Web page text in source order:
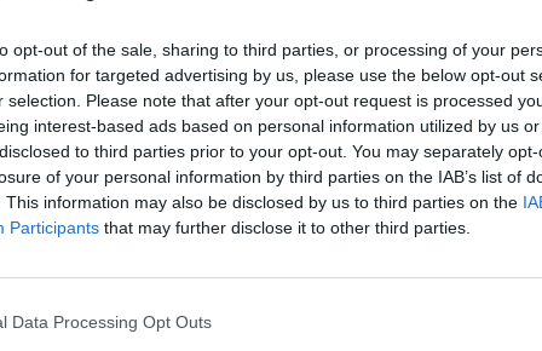
opt-out of the sale, sharing to third parties, or processing of your
for targeted advertising by us, please use the below opt-out
selection. Please note that after your opt-out request is processed
interest-based ads based on personal information utilized by us
to third parties prior to your opt-out. You may separately
of your personal information by third parties on the IAB’s list of
This information may also be disclosed by us to third parties on the
Participants that may further disclose it to other third parties.
Data Processing Opt Outs
βιολίτης, το κόκκινο χρώμα σήμα κατατεθέν
μουσική της, ξεκινάει μουσική περιοδεία
βραδιές κάτω από τα αστέρια.
θα συναντήσει το άρωμα